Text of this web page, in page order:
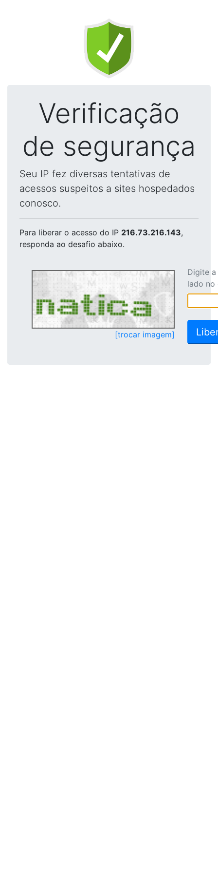
Verificação
de segurança
Seu IP fez diversas tentativas de
acessos suspeitos a sites hospedados
conosco.
Para liberar o acesso do IP 216.73.216.143,
responda ao desafio abaixo.
[trocar imagem]
Digite
lado no